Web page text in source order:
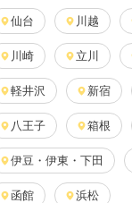
仙台 川越
川崎 立川
軽井沢 新宿
八王子 箱根
伊豆・伊東・下田
函館 浜松